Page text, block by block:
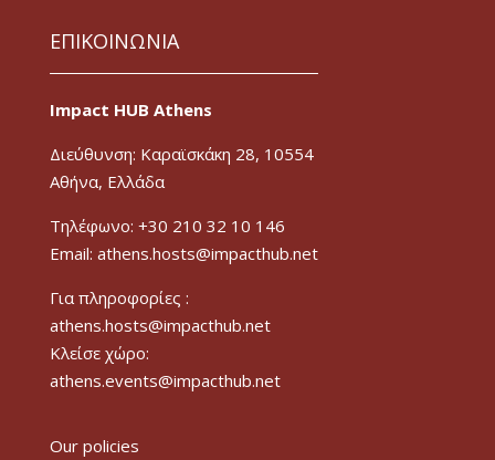
ΕΠΙΚΟΙΝΩΝΙΑ
Impact HUB Athens
Διεύθυνση: Καραϊσκάκη 28, 10554
Αθήνα, Ελλάδα
Τηλέφωνο: +30 210 32 10 146
Email: athens.hosts@impacthub.net
Για πληροφορίες :
athens.hosts@impacthub.net
Κλείσε χώρο:
athens.events@impacthub.net
Our policies